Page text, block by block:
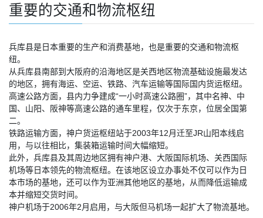
重要的交通和物流枢纽
兵库县是日本重要的生产和消费基地，也是重要的交通和物流枢
纽。
从兵库县南部到大阪府的沿海地区是关西地区物流基础设施最发达
的地区，拥有海运、空运、铁路、汽车运输等国际国内货运枢纽。
高速公路方面，县内力争建成“一小时高速公路圈”，其中名神、中
国、山阳、阪神等高速公路的通车里程，仅次于东京，位居全国第
二。
铁路运输方面，神户货运枢纽站于2003年12月迁至JR山阳本线启
用，与以往相比，集装箱运输时间大幅缩短。
此外，兵库县及其周边地区拥有神户港、大阪国际机场、关西国际
机场等日本领先的物流枢纽。在该地区设立办事处不仅可以作为日
本市场的基地，还可以作为亚洲其他地区的基地，从而降低运输成
本并缩短交货时间。
神户机场于2006年2月启用，与大阪但马机场一起扩大了物流基地。